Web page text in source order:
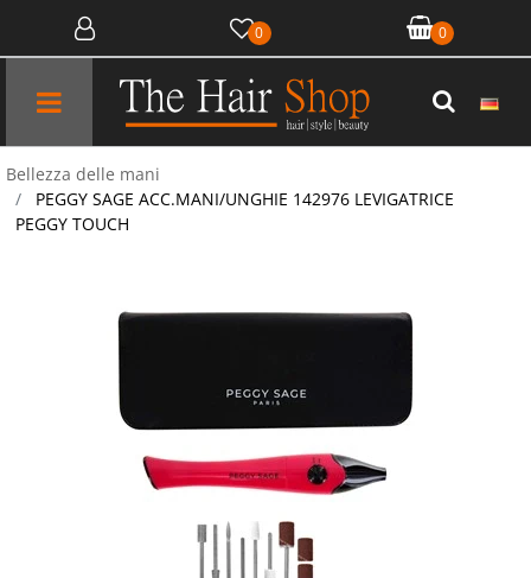
0 0
Open menu
Bellezza delle mani
PEGGY SAGE ACC.MANI/UNGHIE 142976 LEVIGATRICE
PEGGY TOUCH